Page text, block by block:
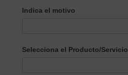
Indica el motivo
Selecciona el Producto/Servicio